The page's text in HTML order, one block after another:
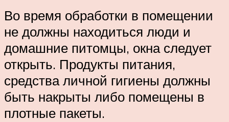
Во время обработки в помещении
не должны находиться люди и
домашние питомцы, окна следует
открыть. Продукты питания,
средства личной гигиены должны
быть накрыты либо помещены в
плотные пакеты.